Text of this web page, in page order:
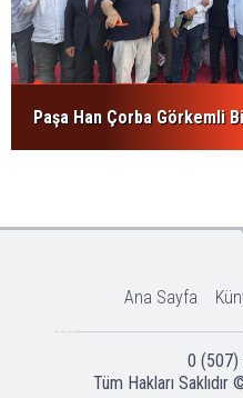
Paşa Han Çorba Görkemli
Ana Sayfa
0 (507)
Tüm Hakları Saklıdır